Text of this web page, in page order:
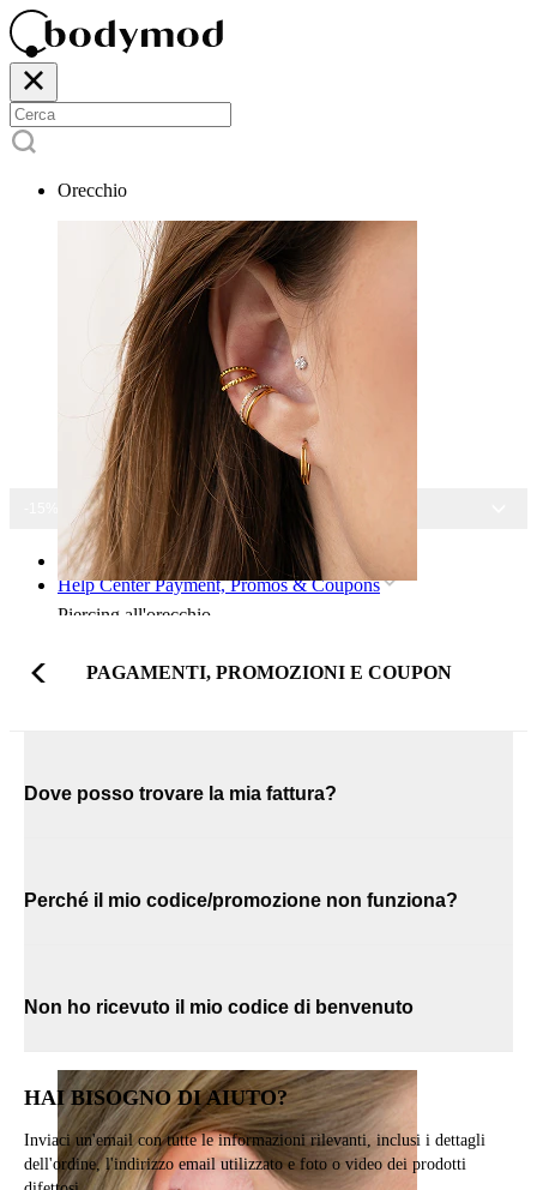
Orecchio
Piercing all'orecchio
-15% SU TUTTI I GIOIELLI
Home
Help Center Payment, Promos & Coupons
PAGAMENTI, PROMOZIONI E COUPON
Dove posso trovare la mia fattura?
Perché il mio codice/promozione non funziona?
Non ho ricevuto il mio codice di benvenuto
HAI BISOGNO DI AIUTO?
Inviaci un'email con tutte le informazioni rilevanti, inclusi i dettagli
dell'ordine, l'indirizzo email utilizzato e foto o video dei prodotti